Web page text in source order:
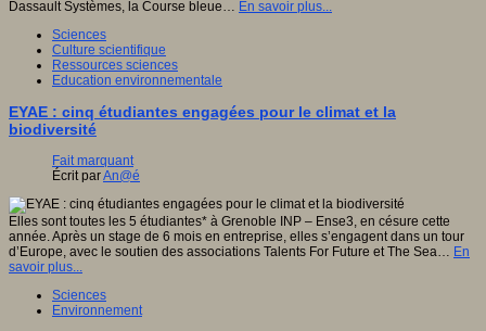
Dassault Systèmes, la Course bleue… En savoir plus...
Sciences
Culture scientifique
Ressources sciences
Education environnementale
EYAE : cinq étudiantes engagées pour le climat et la
biodiversité
Fait marquant
Écrit parAn@é
Elles sont toutes les 5 étudiantes* à Grenoble INP – Ense3, en césure cette
année. Après un stage de 6 mois en entreprise, elles s’engagent dans un tour
d’Europe, avec le soutien des associations Talents For Future et The Sea… En
savoir plus...
Sciences
Environnement